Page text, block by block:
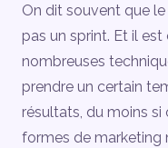
On dit souvent que
pas un sprint. Et il
nombreuses
prendre un certain
résultats, du moins si
formes de marketing